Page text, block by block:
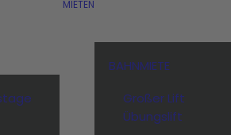
MIETEN
BAHNMIETE
Großer Lift
Übungslift